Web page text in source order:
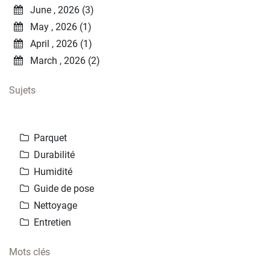
June , 2026 (3)
May , 2026 (1)
April , 2026 (1)
March , 2026 (2)
Sujets
Parquet
Durabilité
Humidité
Guide de pose
Nettoyage
Entretien
Mots clés